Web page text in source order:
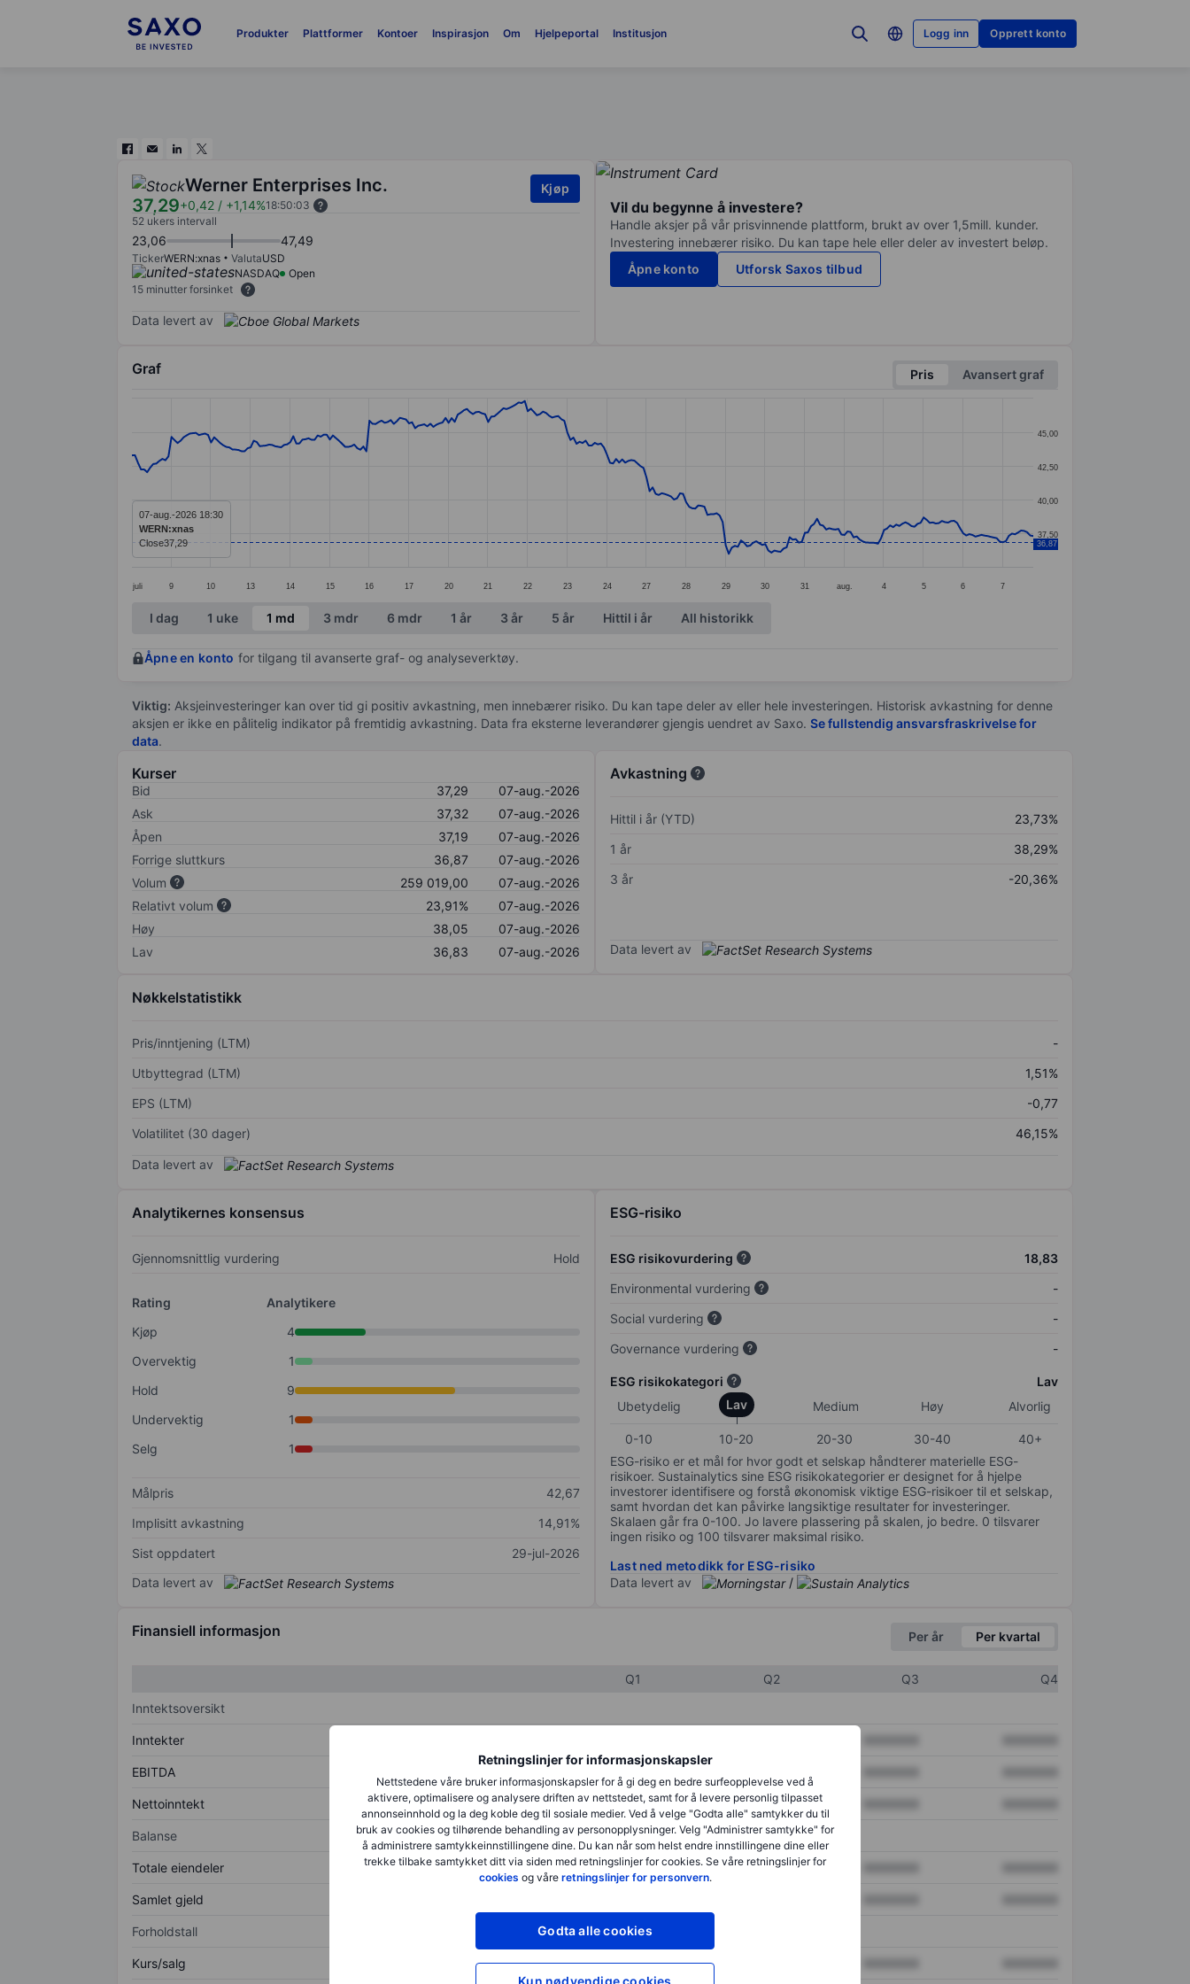
Produkter Plattformer Kontoer Inspirasjon Om Hjelpeportal Institusjon Logg inn Opprett konto
Retningslinjer for informasjonskapsler
Nettstedene våre bruker informasjonskapsler for å gi deg en bedre surfeopplevelse ved å
aktivere, optimalisere og analysere driften av nettstedet, samt for å levere personlig tilpasset
annonseinnhold og la deg koble deg til sosiale medier. Ved å velge "Godta alle" samtykker du til
bruk av cookies og tilhørende behandling av personopplysninger. Velg "Administrer samtykke" for
å administrere samtykkeinnstillingene dine. Du kan når som helst endre innstillingene dine eller
trekke tilbake samtykket ditt via siden med retningslinjer for cookies. Se våre retningslinjer for
cookies og våre retningslinjer for personvern.
Godta alle cookies
Kun nødvendige cookies
Werner Enterprises Inc.
37,29+0,42 / +1,14%18:50:03
Kjøp
52 ukers intervall
23,06 47,49
TickerWERN:xnas ValutaUSD
NASDAQ
Open
15 minutter forsinket
Data levert av
Vil du begynne å investere?
Handle aksjer på vår prisvinnende plattform, brukt av over 1,5mill. kunder.
Investering innebærer risiko. Du kan tape hele eller deler av investert beløp.
Åpne konto
Utforsk Saxos tilbud
Graf Pris
Avansert graf
Line chart with 297 data points.
The chart has 1 X axis displaying categories.
juli 9 10 13 14 15 16 17 20 21 22 23 24 27 28 29 30 31 aug. 4 5 6 7
37,50
40,00
42,50
45,00
36,87
07-aug.-2026 18:30
WERN:xnas
Close37,29
End of interactive chart.
I dag 1 uke 1 md 3 mdr 6 mdr 1 år 3 år 5 år Hittil i år All historikk
Åpne en konto for tilgang til avanserte graf- og analyseverktøy.
Viktig: Aksjeinvesteringer kan over tid gi positiv avkastning, men innebærer risiko. Du kan tape deler av eller hele investeringen. Historisk avkastning for denne
aksjen er ikke en pålitelig indikator på fremtidig avkastning. Data fra eksterne leverandører gjengis uendret av Saxo. Se fullstendig ansvarsfraskrivelse for
data.
Kurser
Bid 37,29
07-aug.-2026
Ask
37,32
07-aug.-2026
Åpen
37,19
07-aug.-2026
Forrige sluttkurs
36,87
07-aug.-2026
Volum
259 019,00
07-aug.-2026
Relativt volum
23,91%
07-aug.-2026
Høy
38,05
07-aug.-2026
Lav
36,83 07-aug.-2026
Avkastning
Hittil i år (YTD)
23,73%
1 år
38,29%
3 år
-20,36%
Data levert av
Nøkkelstatistikk
Pris/inntjening (LTM)
-
Utbyttegrad (LTM)
1,51%
EPS (LTM)
-0,77
Volatilitet (30 dager)
46,15%
Data levert av
Analytikernes konsensus
Gjennomsnittlig vurdering Hold
Rating
Analytikere
Kjøp
4
Overvektig
1
Hold
9
Undervektig
1
Selg
1
Målpris
42,67
Implisitt avkastning
14,91%
Sist oppdatert
29-jul-2026
Data levert av
ESG-risiko
ESG risikovurdering
18,83
Environmental vurdering
-
Social vurdering
-
Governance vurdering
-
ESG risikokategori
Lav
Ubetydelig
Lav Medium Høy Alvorlig
0-10 10-20 20-30 30-40
40+
ESG-risiko er et mål for hvor godt et selskap håndterer materielle ESG-
risikoer. Sustainalytics sine ESG risikokategorier er designet for å hjelpe
investorer identifisere og forstå økonomisk viktige ESG-risikoer til et selskap,
samt hvordan det kan påvirke langsiktige resultater for investeringer.
Skalaen går fra 0-100. Jo lavere plassering på skalen, jo bedre. 0 tilsvarer
ingen risiko og 100 tilsvarer maksimal risiko.
Last ned metodikk for ESG-risiko
Data levert av
/
Finansiell informasjon Per år Per kvartal
Q1 Q2 Q3
Q4
Inntektsoversikt
Inntekter
EBITDA XXXXXXX
Nettoinntekt XXXXXXX XXXXXXX
Balanse
Totale eiendeler XXXXXXX XXXXXXX
Samlet gjeld
Forholdstall
Kurs/salg XXXXXXX